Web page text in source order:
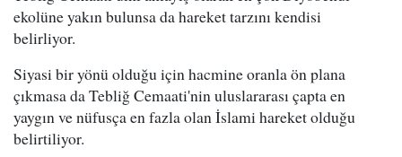
ekolüne yakın bulunsa da hareket tarzını kendisi
belirliyor.
Siyasi bir yönü olduğu için hacmine oranla ön plana
çıkmasa da Tebliğ Cemaati'nin uluslararası çapta en
yaygın ve nüfusça en fazla olan İslami hareket olduğu
belirtiliyor.